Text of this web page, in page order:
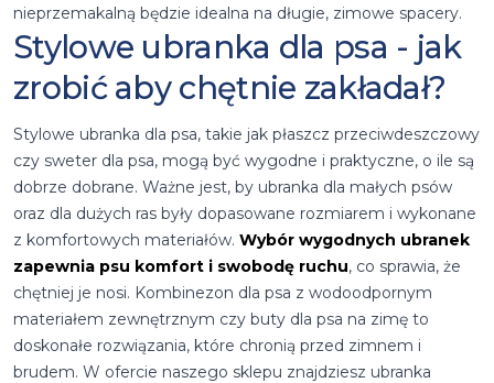
nieprzemakalną będzie idealna na długie, zimowe spacery.
Stylowe ubranka dla psa - jak
zrobić aby chętnie zakładał?
Stylowe ubranka dla psa, takie jak płaszcz przeciwdeszczowy
czy sweter dla psa, mogą być wygodne i praktyczne, o ile są
dobrze dobrane. Ważne jest, by ubranka dla małych psów
oraz dla dużych ras były dopasowane rozmiarem i wykonane
z komfortowych materiałów. Wybór wygodnych ubranek
zapewnia psu komfort i swobodę ruchu, co sprawia, że
chętniej je nosi. Kombinezon dla psa z wodoodpornym
materiałem zewnętrznym czy buty dla psa na zimę to
doskonałe rozwiązania, które chronią przed zimnem i
brudem. W ofercie naszego sklepu znajdziesz ubranka